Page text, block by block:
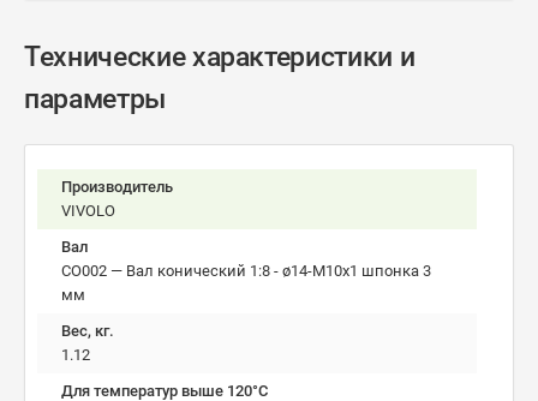
Технические характеристики и
параметры
Производитель
VIVOLO
Вал
CO002 — Вал конический 1:8 - ø14-М10х1 шпонка 3
мм
Вес, кг.
1.12
Для температур выше 120°C